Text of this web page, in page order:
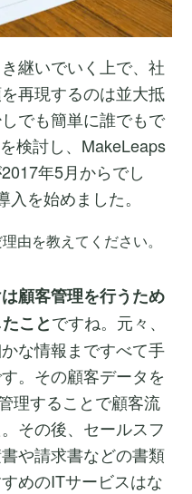
継いでいく上で、社
再現するのは並大抵
でも簡単に誰でもで
検討し、MakeLeaps
年5月からでし
を始めました。
由を教えてください。
顧客管理を行うため
ことですね。元々、
な情報まですべて手
。その顧客データを
理することで顧客流
その後、セールスフ
や請求書などの書類
めのITサービスはな